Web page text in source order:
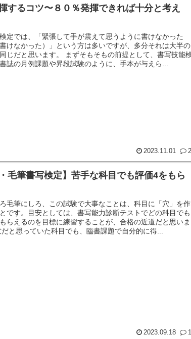
するコツ〜８０％発揮できれば十分と考え
定では、「緊張して手が震えて思うように書けなかった
書けなかった）」という方は多いですが、多分それは大半の
じだと思います。 まずそもそもの前提として、書写技能
誌の月例課題や昇段試験のように、手本が与えら...
2023.11.01 2
・毛筆書写検定】苦手な科目でも評価4をもら
毛筆にしろ、この試験で大事なことは、科目に「穴」を作
です。目安としては、書写能力診断テストでどの科目でも
らえるのを目標に練習することが、合格の近道だと思いま
と思っていた科目でも、臨書課題で自分的に得...
2023.09.18 1